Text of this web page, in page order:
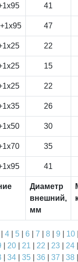
41
47
22
15
22
26
30
35
41
Диаметр
внешний,
мм
4| 5| 6 7 8| 9 10|
20 21 22 23 24
34 35 36 37 38